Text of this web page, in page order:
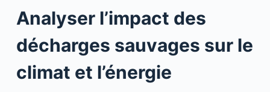
Analyser l’impact des
décharges sauvages sur le
climat et l’énergie